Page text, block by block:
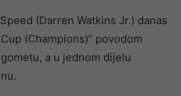
(Darren Watkins Jr.) danas
(Champions)” povodom
a u jednom dijelu